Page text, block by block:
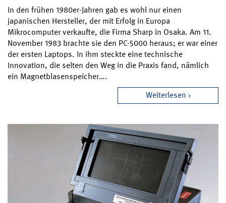
In den frühen 1980er-Jahren gab es wohl nur einen
japanischen Hersteller, der mit Erfolg in Europa
Mikrocomputer verkaufte, die Firma Sharp in Osaka. Am 11.
November 1983 brachte sie den PC-5000 heraus; er war einer
der ersten Laptops. In ihm steckte eine technische
Innovation, die selten den Weg in die Praxis fand, nämlich
ein Magnetblasenspeicher….
Weiterlesen